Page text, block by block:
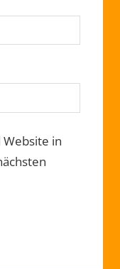
Website in